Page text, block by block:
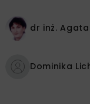
dr inż. Agata
Dominika